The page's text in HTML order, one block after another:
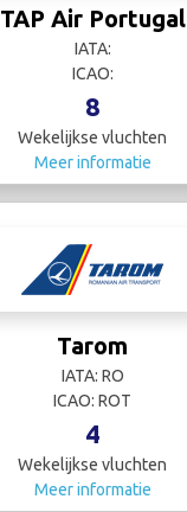
TAP Air Portugal
IATA:
ICAO:
8
Wekelijkse vluchten
Meer informatie
Tarom
IATA: RO
ICAO: ROT
4
Wekelijkse vluchten
Meer informatie